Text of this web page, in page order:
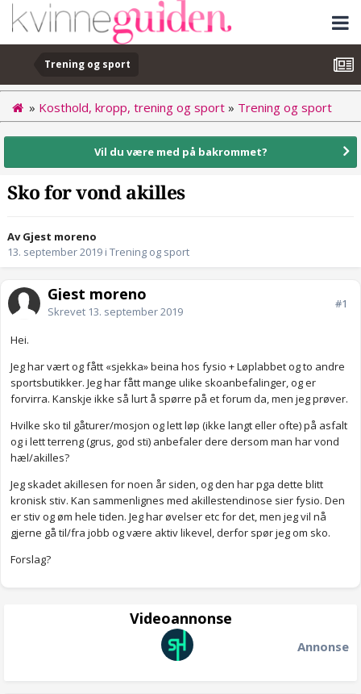
Trening og sport
» Kosthold, kropp, trening og sport » Trening og sport
Vil du være med på bakrommet?
Sko for vond akilles
Av Gjest moreno
13. september 2019 i Trening og sport
Gjest moreno
Skrevet 13. september 2019
#1
Hei.
Jeg har vært og fått «sjekka» beina hos fysio + Løplabbet og to andre
sportsbutikker. Jeg har fått mange ulike skoanbefalinger, og er
forvirra. Kanskje ikke så lurt å spørre på et forum da, men jeg prøver.
Hvilke sko til gåturer/mosjon og lett løp (ikke langt eller ofte) på asfalt
og i lett terreng (grus, god sti) anbefaler dere dersom man har vond
hæl/akilles?
Jeg skadet akillesen for noen år siden, og den har pga dette blitt
kronisk stiv. Kan sammenlignes med akillestendinose sier fysio. Den
er stiv og øm hele tiden. Jeg har øvelser etc for det, men jeg vil nå
gjerne gå til/fra jobb og være aktiv likevel, derfor spør jeg om sko.
Forslag?
Videoannonse
Annonse